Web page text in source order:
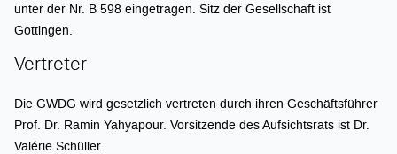
unter der Nr. B 598 eingetragen. Sitz der Gesellschaft ist
Göttingen.
Vertreter
Die GWDG wird gesetzlich vertreten durch ihren Geschäftsführer
Prof. Dr. Ramin Yahyapour. Vorsitzende des Aufsichtsrats ist Dr.
Valérie Schüller.